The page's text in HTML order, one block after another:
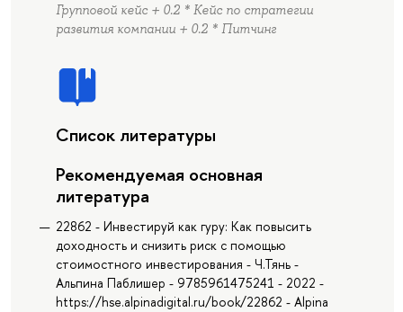
Групповой кейс + 0.2 * Кейс по стратегии
развития компании + 0.2 * Питчинг
Список литературы
Рекомендуемая основная
литература
22862 - Инвестируй как гуру: Как повысить
доходность и снизить риск с помощью
стоимостного инвестирования - Ч.Тянь -
Альпина Паблишер - 9785961475241 - 2022 -
https://hse.alpinadigital.ru/book/22862 - Alpina